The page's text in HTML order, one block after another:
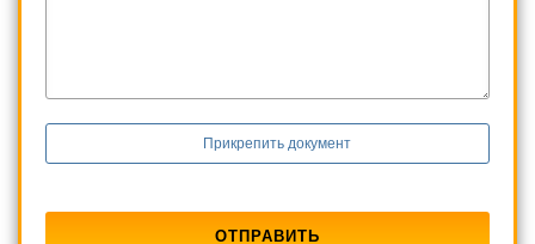
Прикрепить документ